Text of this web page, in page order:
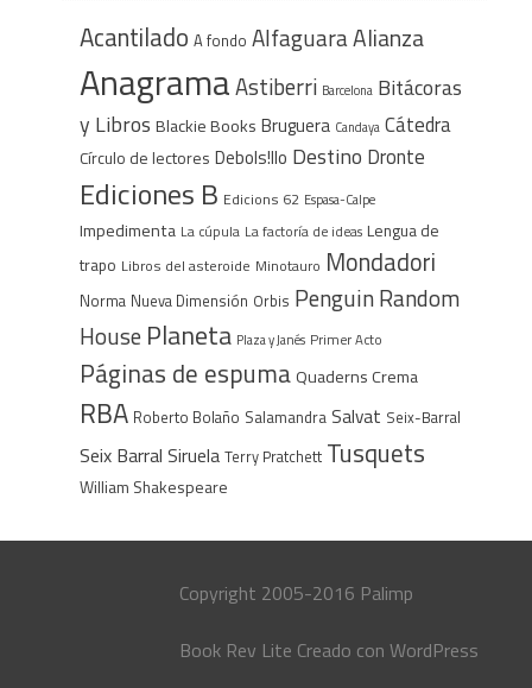
Acantilado A fondo AlfaguaraAlianza
AnagramaAstiberri Barcelona Bitácoras
y Libros Blackie Books Bruguera Candaya Cátedra
Círculo de lectores Debols!llo Destino Dronte
Ediciones B Edicions 62 Espasa-Calpe
Impedimenta La cúpula La factoría de ideas Lengua de
trapo Libros del asteroide Minotauro Mondadori
Norma Nueva Dimensión Orbis Penguin Random
House Planeta Plaza y Janés Primer Acto
Páginas de espumaQuaderns Crema
RBA Roberto Bolaño Salamandra Salvat Seix-Barral
Seix Barral Siruela Terry Pratchett Tusquets
William Shakespeare
Copyright 2005-2016 Palimp
Book Rev Lite Creado conWordPress